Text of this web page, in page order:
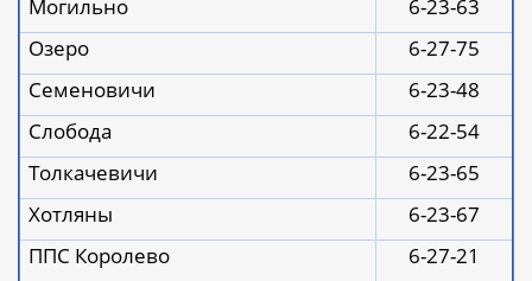
Могильно
6-23-63
Озеро
6-27-75
Семеновичи
6-23-48
Слобода
6-22-54
Толкачевичи
6-23-65
Хотляны
6-23-67
ППС Королево
6-27-21